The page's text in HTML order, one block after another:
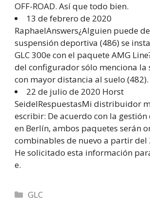
OFF-ROAD. Así que todo bien.
13 de febrero de 2020
RaphaelAnswers¿Alguien puede
suspensión deportiva (486) se
GLC 300e con el paquete AMG
del configurador sólo menciona la
con mayor distancia al suelo (482).
22 de julio de 2020 Horst
SeidelRespuestasMi distribuidor
escribir: De acuerdo con la
en Berlín, ambos paquetes serán
combinables de nuevo a partir del
He solicitado esta información
e.
Categorías
GLC